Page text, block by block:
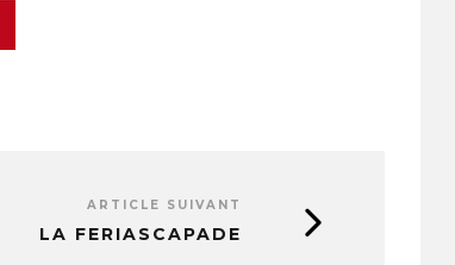
ARTICLE SUIVANT
LA FERIASCAPADE